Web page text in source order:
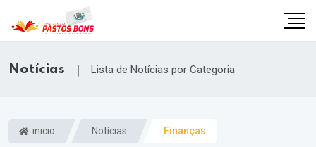
Notícias | Lista de Notícias por Categoria
inicio Notícias Finanças